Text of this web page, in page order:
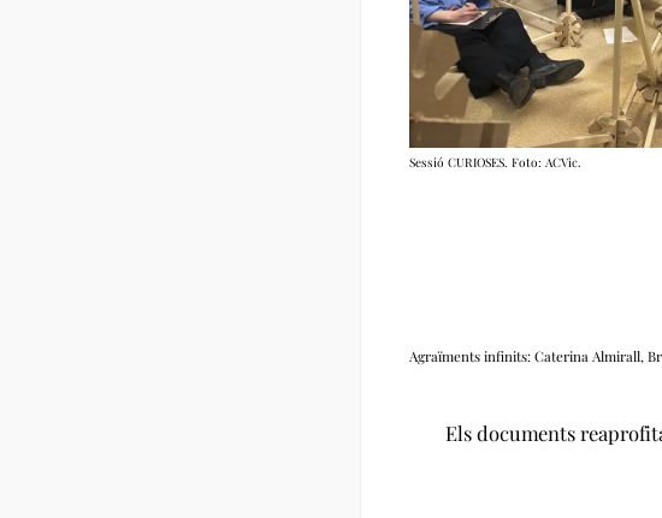
Sessió CURIOSES. Foto: ACVic.
Agraïments infinits: Caterina Almirall,
Els documents